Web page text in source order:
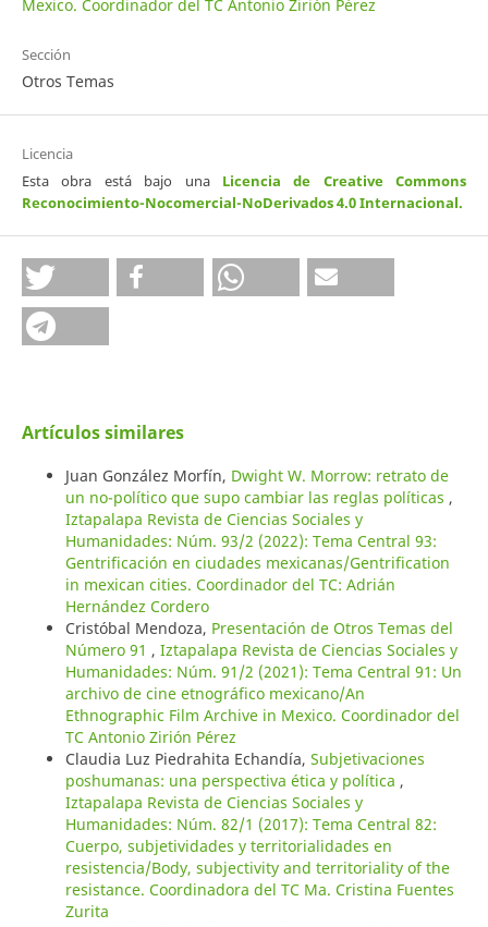
Mexico. Coordinador del TC Antonio Zirión Pérez
Sección
Otros Temas
Licencia
Esta obra está bajo una Licencia de Creative Commons
Reconocimiento-Nocomercial-NoDerivados 4.0 Internacional.
Artículos similares
Juan González Morfín, Dwight W. Morrow: retrato de
un no-político que supo cambiar las reglas políticas ,
Iztapalapa Revista de Ciencias Sociales y
Humanidades: Núm. 93/2 (2022): Tema Central 93:
Gentrificación en ciudades mexicanas/Gentrification
in mexican cities. Coordinador del TC: Adrián
Hernández Cordero
Cristóbal Mendoza, Presentación de Otros Temas del
Número 91 , Iztapalapa Revista de Ciencias Sociales y
Humanidades: Núm. 91/2 (2021): Tema Central 91: Un
archivo de cine etnográfico mexicano/An
Ethnographic Film Archive in Mexico. Coordinador del
TC Antonio Zirión Pérez
Claudia Luz Piedrahita Echandía, Subjetivaciones
poshumanas: una perspectiva ética y política ,
Iztapalapa Revista de Ciencias Sociales y
Humanidades: Núm. 82/1 (2017): Tema Central 82:
Cuerpo, subjetividades y territorialidades en
resistencia/Body, subjectivity and territoriality of the
resistance. Coordinadora del TC Ma. Cristina Fuentes
Zurita